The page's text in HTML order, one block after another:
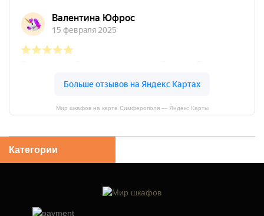
Категории
Мир шкафов на карте Симферополя — Яндекс Карты